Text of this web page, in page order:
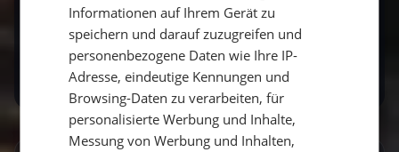
Allein losziehen, gemeinsam segeln: Entdecke
unsere
Mitsegel-Törnsfür Alleinreisende.
Informationen auf Ihrem Gerät zu
speichern und darauf zuzugreifen und
personenbezogene Daten wie Ihre IP-
Adresse, eindeutige Kennungen und
Browsing-Daten zu verarbeiten, für
personalisierte Werbung und Inhalte,
Messung von Werbung und Inhalten,